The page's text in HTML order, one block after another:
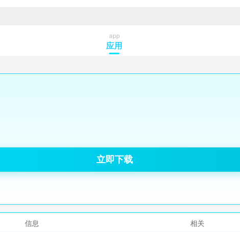
app
应用
立即下载
信息 相关